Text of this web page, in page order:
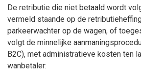
De retributie die niet betaald wordt
vermeld staande op de
parkeerwachter op de wagen, of
volgt de minnelijke
B2C), met administratieve kosten ten
wanbetaler: